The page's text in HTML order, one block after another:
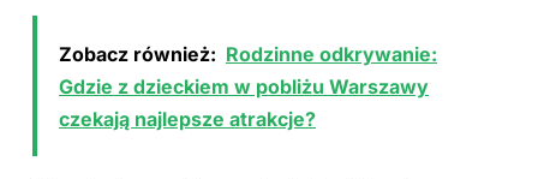
Zobacz również: Rodzinne odkrywanie:
Gdzie z dzieckiem w pobliżu Warszawy
czekają najlepsze atrakcje?